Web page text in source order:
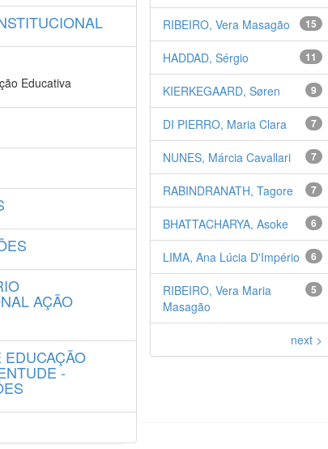
Educativa
AÇÃO
-
15
RIBEIRO, Vera Masagão
11
HADDAD, Sérgio
9
KIERKEGAARD, Søren
7
DI PIERRO, Maria Clara
7
NUNES, Márcia Cavallari
7
RABINDRANATH, Tagore
6
BHATTACHARYA, Asoke
6
LIMA, Ana Lúcia D'Império
5
RIBEIRO, Vera Maria
Masagão
next >